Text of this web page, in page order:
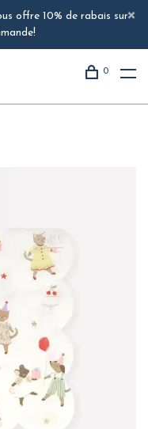
offre 10% de rabais sur
0